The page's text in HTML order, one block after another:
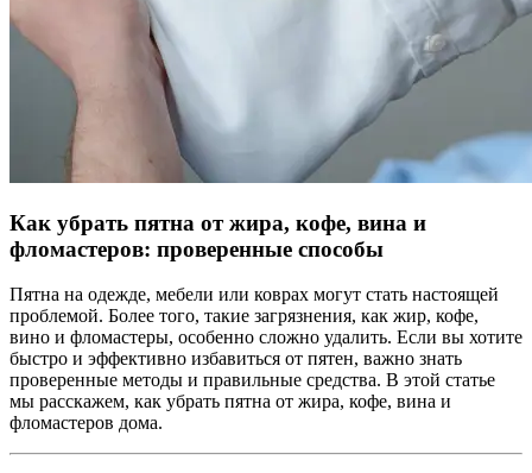
Как убрать пятна от жира, кофе, вина и
фломастеров: проверенные способы
Пятна на одежде, мебели или коврах могут стать настоящей
проблемой. Более того, такие загрязнения, как жир, кофе,
вино и фломастеры, особенно сложно удалить. Если вы хотите
быстро и эффективно избавиться от пятен, важно знать
проверенные методы и правильные средства. В этой статье
мы расскажем, как убрать пятна от жира, кофе, вина и
фломастеров дома.